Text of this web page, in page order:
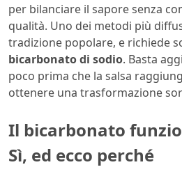
per bilanciare il sapore senza
qualità. Uno dei metodi più
tradizione popolare, e richiede
bicarbonato di sodio. Basta
poco prima che la salsa
ottenere una trasformazione
Il bicarbonato
Sì, ed ecco perché